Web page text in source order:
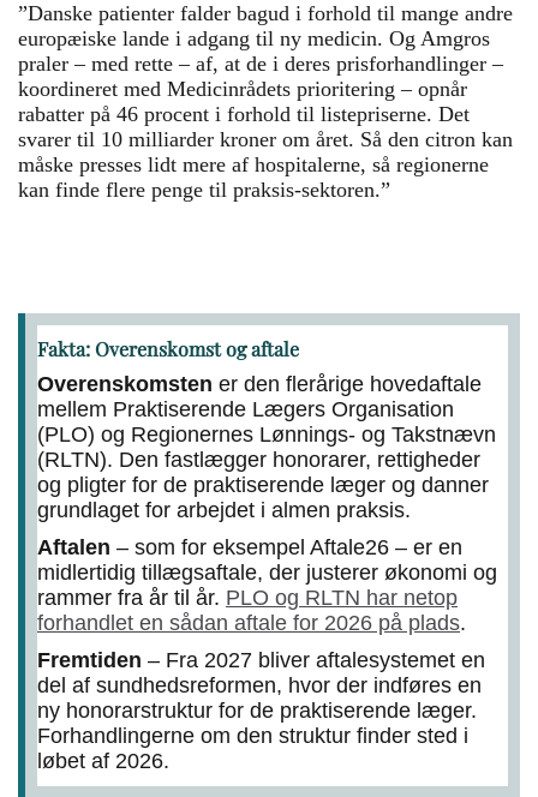
”Danske patienter falder bagud i forhold til mange andre
europæiske lande i adgang til ny medicin. Og Amgros
praler – med rette – af, at de i deres prisforhandlinger –
koordineret med Medicinrådets prioritering – opnår
rabatter på 46 procent i forhold til listepriserne. Det
svarer til 10 milliarder kroner om året. Så den citron kan
måske presses lidt mere af hospitalerne, så regionerne
kan finde flere penge til praksis-sektoren.”
Fakta: Overenskomst og aftale
Overenskomsten er den flerårige hovedaftale
mellem Praktiserende Lægers Organisation
(PLO) og Regionernes Lønnings- og Takstnævn
(RLTN). Den fastlægger honorarer, rettigheder
og pligter for de praktiserende læger og danner
grundlaget for arbejdet i almen praksis.
Aftalen – som for eksempel Aftale26 – er en
midlertidig tillægsaftale, der justerer økonomi og
rammer fra år til år. PLO og RLTN har netop
forhandlet en sådan aftale for 2026 på plads.
Fremtiden – Fra 2027 bliver aftalesystemet en
del af sundhedsreformen, hvor der indføres en
ny honorarstruktur for de praktiserende læger.
Forhandlingerne om den struktur finder sted i
løbet af 2026.